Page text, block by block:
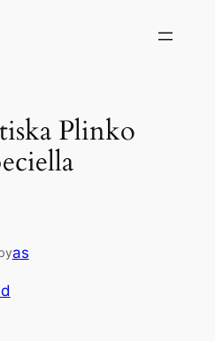
Plinko
as